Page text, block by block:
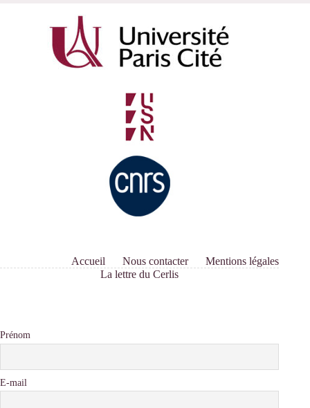
Accueil Nous contacter
Mentions légales
La lettre du Cerlis
Prénom
E-mail